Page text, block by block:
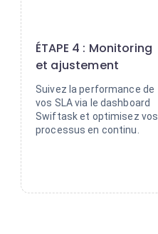
ÉTAPE 4 : Monitoring
et ajustement
Suivez la performance de
vos SLA via le dashboard
Swiftask et optimisez vos
processus en continu.